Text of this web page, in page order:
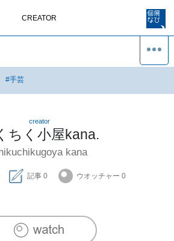
CREATOR
#手芸
creator
ちく小屋kana.
kana
記事 0 ウオッチャー 0